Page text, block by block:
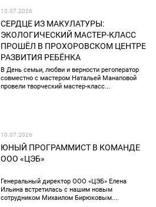
15.07.2026
СЕРДЦЕ ИЗ МАКУЛАТУРЫ:
ЭКОЛОГИЧЕСКИЙ МАСТЕР-КЛАСС
ПРОШЁЛ В ПРОХОРОВСКОМ ЦЕНТРЕ
РАЗВИТИЯ РЕБЁНКА
В День семьи, любви и верности регоператор
совместно с мастером Натальей Манаповой
провели творческий мастер-класс...
10.07.2026
ЮНЫЙ ПРОГРАММИСТ В КОМАНДЕ
ООО «ЦЭБ»
Генеральный директор ООО «ЦЭБ» Елена
Ильина встретилась с нашим новым
сотрудником Михаилом Бирюковым....